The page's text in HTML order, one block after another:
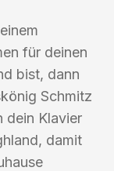
für deinen
bist, dann
Schmitz
dein Klavier
damit